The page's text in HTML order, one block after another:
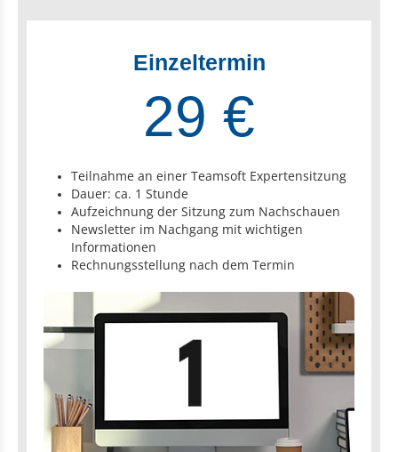
Einzeltermin
29 €
Teilnahme an einer Teamsoft Expertensitzung
Dauer: ca. 1 Stunde
Aufzeichnung der Sitzung zum Nachschauen
Newsletter im Nachgang mit wichtigen
Informationen
Rechnungsstellung nach dem Termin